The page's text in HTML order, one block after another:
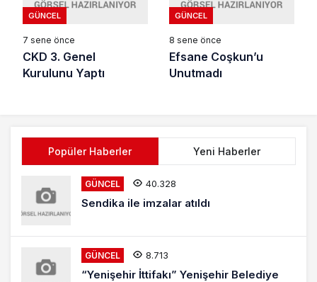
GÜNCEL
7 sene önce
CKD 3. Genel
Kurulunu Yaptı
GÜNCEL
8 sene önce
Efsane Coşkun’u
Unutmadı
Popüler Haberler Yeni Haberler
GÜNCEL 40.328
Sendika ile imzalar atıldı
GÜNCEL 8.713
“Yenişehir İttifakı” Yenişehir Belediye